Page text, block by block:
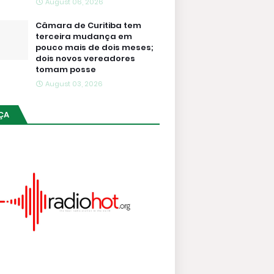
Câmara de Curitiba tem
terceira mudança em
pouco mais de dois meses;
dois novos vereadores
tomam posse
August 03, 2026